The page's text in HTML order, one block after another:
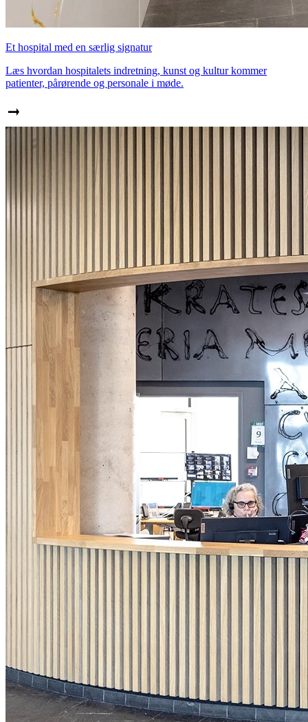
Et hospital med en særlig signatur
Læs hvordan hospitalets indretning, kunst og kultur kommer
patienter, pårørende og personale i møde.